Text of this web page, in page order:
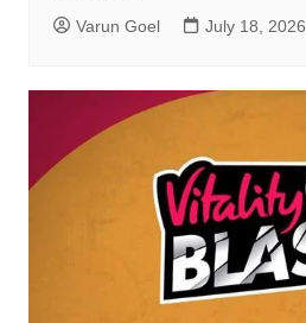
Varun Goel July 18, 2026